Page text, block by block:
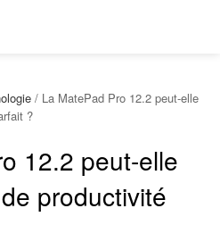
/ La MatePad Pro 12.2 peut-elle
?
12.2 peut-elle
productivité